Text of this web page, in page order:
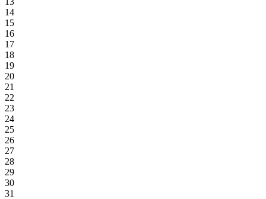
14
15
16
17
18
19
20
21
22
23
24
25
26
27
28
29
30
31